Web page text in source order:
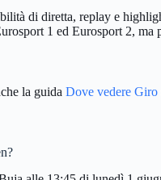
di diretta, replay e
1 ed Eurosport 2,
la guida Dove vedere Giro